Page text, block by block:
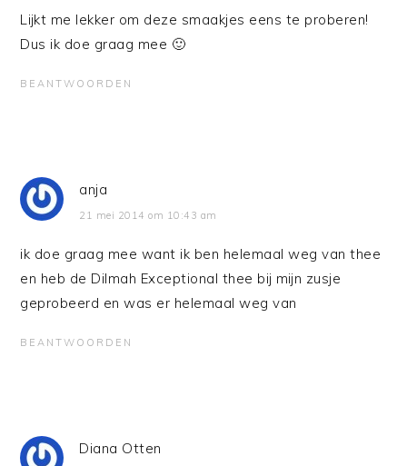
Lijkt me lekker om deze smaakjes eens te proberen!
Dus ik doe graag mee 🙂
BEANTWOORDEN
anja
21 mei 2014 om 10:43 am
ik doe graag mee want ik ben helemaal weg van thee
en heb de Dilmah Exceptional thee bij mijn zusje
geprobeerd en was er helemaal weg van
BEANTWOORDEN
Diana Otten